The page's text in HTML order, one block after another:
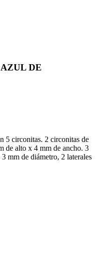
DE
5 circonitas. 2 circonitas de
de alto x 4 mm de ancho. 3
mm de diámetro, 2 laterales